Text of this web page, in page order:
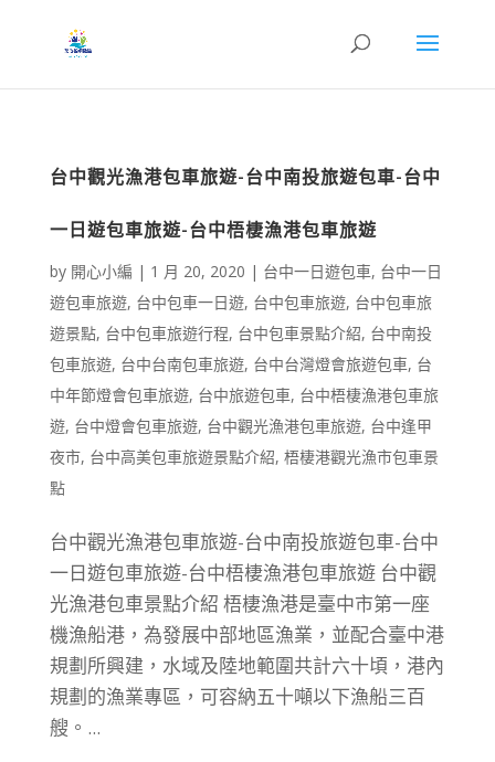
台中觀光漁港包車旅遊-台中南投旅遊包車-台中
一日遊包車旅遊-台中梧棲漁港包車旅遊
by 開心小編 | 1 月 20, 2020 | 台中一日遊包車, 台中一日
遊包車旅遊, 台中包車一日遊, 台中包車旅遊, 台中包車旅
遊景點, 台中包車旅遊行程, 台中包車景點介紹, 台中南投
包車旅遊, 台中台南包車旅遊, 台中台灣燈會旅遊包車, 台
中年節燈會包車旅遊, 台中旅遊包車, 台中梧棲漁港包車旅
遊, 台中燈會包車旅遊, 台中觀光漁港包車旅遊, 台中逢甲
夜市, 台中高美包車旅遊景點介紹, 梧棲港觀光漁市包車景
點
台中觀光漁港包車旅遊-台中南投旅遊包車-台中
一日遊包車旅遊-台中梧棲漁港包車旅遊 台中觀
光漁港包車景點介紹 梧棲漁港是臺中市第一座
機漁船港，為發展中部地區漁業，並配合臺中港
規劃所興建，水域及陸地範圍共計六十頃，港內
規劃的漁業專區，可容納五十噸以下漁船三百
艘。...